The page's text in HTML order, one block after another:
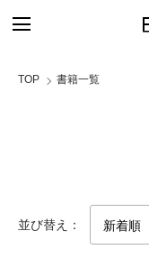
TOP 書籍一覧
並び替え：